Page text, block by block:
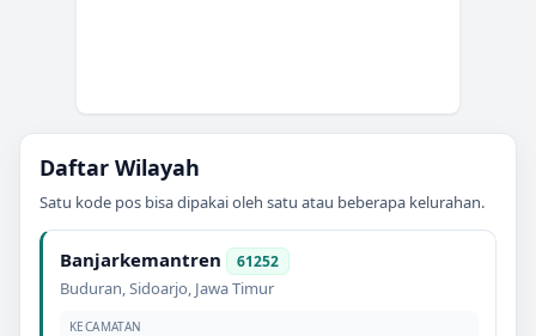
Daftar Wilayah
Satu kode pos bisa dipakai oleh satu atau beberapa kelurahan.
Banjarkemantren 61252
Buduran,Sidoarjo, Jawa Timur
KECAMATAN